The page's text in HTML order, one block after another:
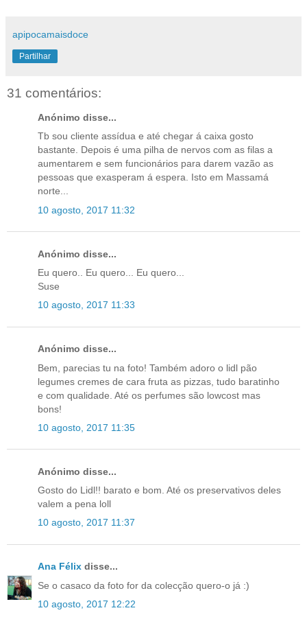
apipocamaisdoce
Partilhar
31 comentários:
Anónimo disse...
Tb sou cliente assídua e até chegar á caixa gosto
bastante. Depois é uma pilha de nervos com as filas a
aumentarem e sem funcionários para darem vazão as
pessoas que exasperam á espera. Isto em Massamá
norte...
10 agosto, 2017 11:32
Anónimo disse...
Eu quero.. Eu quero... Eu quero...
Suse
10 agosto, 2017 11:33
Anónimo disse...
Bem, parecias tu na foto! Também adoro o lidl pão
legumes cremes de cara fruta as pizzas, tudo baratinho
e com qualidade. Até os perfumes são lowcost mas
bons!
10 agosto, 2017 11:35
Anónimo disse...
Gosto do Lidl!! barato e bom. Até os preservativos deles
valem a pena loll
10 agosto, 2017 11:37
Ana Félix disse...
Se o casaco da foto for da colecção quero-o já :)
10 agosto, 2017 12:22